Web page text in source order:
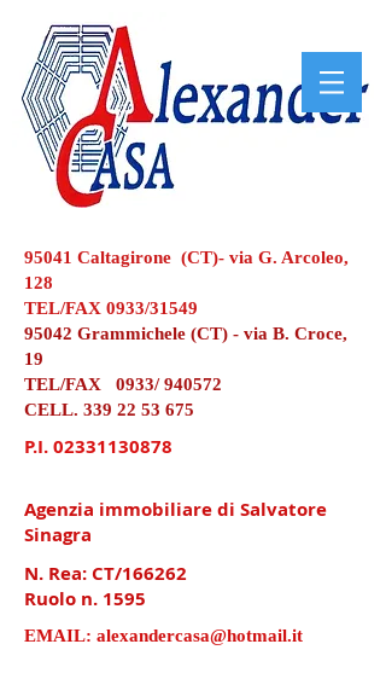
95041 Caltagirone (CT)- via G. Arcoleo,
128
TEL/FAX 0933/31549
95042 Grammichele (CT) - via B. Croce,
19
TEL/FAX 0933/ 940572
CELL. 339 22 53 675
P.I.02331130878
Agenzia immobiliare di Salvatore
Sinagra
N. Rea: CT/166262
Ruolo n. 1595
EMAIL: alexandercasa@hotmail.it